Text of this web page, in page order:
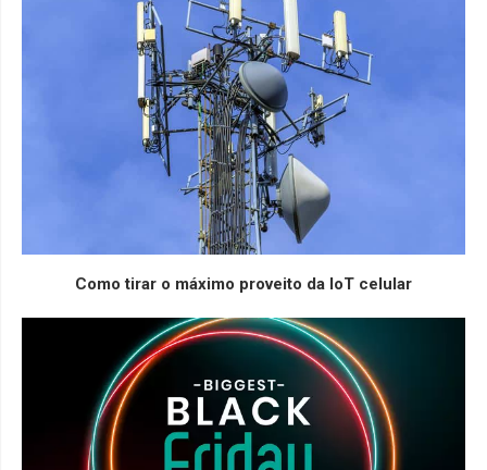
Como tirar o máximo proveito da IoT celular